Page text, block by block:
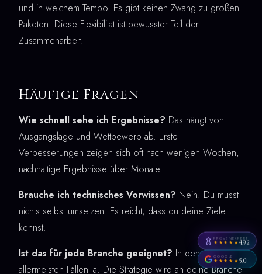
und in welchem Tempo. Es gibt keinen Zwang zu großen
Paketen. Diese Flexibilität ist bewusster Teil der
Zusammenarbeit.
Häufige Fragen
Wie schnell sehe ich Ergebnisse? Das hängt von
Ausgangslage und Wettbewerb ab. Erste
Verbesserungen zeigen sich oft nach wenigen Wochen,
nachhaltige Ergebnisse über Monate.
Brauche ich technisches Vorwissen? Nein. Du musst
nichts selbst umsetzen. Es reicht, dass du deine Ziele
kennst.
Ist das für jede Branche geeignet? In den
allermeisten Fällen ja. Die Strategie wird an deine Branche
PROVENEXPERT
★★★★★4,92
GOOGLE
★★★★★5,0